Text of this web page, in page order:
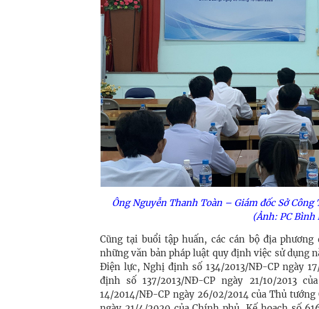
Ông Nguyễn Thanh Toàn – Giám đốc Sở
(Ảnh: PC Bình
Cũng tại buổi tập huấn, các cán bộ địa
những văn bản pháp luật quy định việc sử dụng
Điện lực, Nghị định số 134/2013/NĐ-CP ngày
định số 137/2013/NĐ-CP ngày 21/10/2013
14/2014/NĐ-CP ngày 26/02/2014 của Thủ